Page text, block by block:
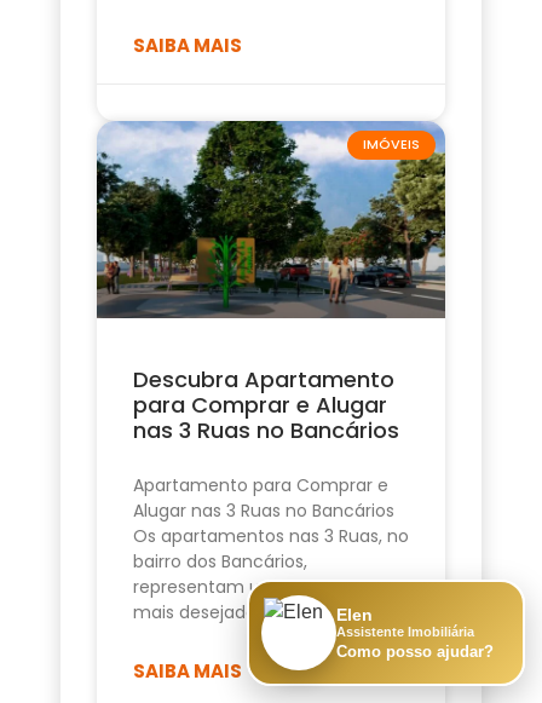
SAIBA MAIS
IMÓVEIS
Descubra Apartamento
para Comprar e Alugar
nas 3 Ruas no Bancários
Apartamento para Comprar e
Alugar nas 3 Ruas no Bancários
Os apartamentos nas 3 Ruas, no
bairro dos Bancários,
representam uma das opções
mais desejadas de
SAIBA MAIS
Elen
Assistente Imobiliária
Como posso ajudar?